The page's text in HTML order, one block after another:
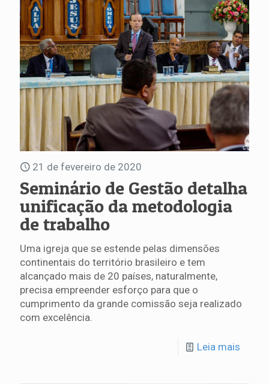
21 de fevereiro de 2020
Seminário de Gestão detalha
unificação da metodologia
de trabalho
Uma igreja que se estende pelas dimensões
continentais do território brasileiro e tem
alcançado mais de 20 países, naturalmente,
precisa empreender esforço para que o
cumprimento da grande comissão seja realizado
com excelência.
Leia mais